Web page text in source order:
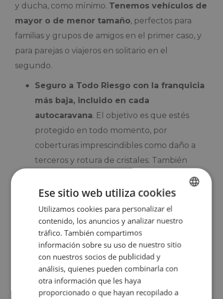
y ducha, como mínimo. Tenemos vehículos de
mayor o de menor tamaño, perfectos para
familias y grupos de amigos en el primer caso, y
para parejas o viajeros en solitario en el
segundo.
Seguro a Todo Riesgo con la franquicia
más baja, incluido en cada
autocaravana. El objetivo es que estés
protegido en todo momento, por
coberturas imprescindibles como daño a
terceros y rotura de cristales. También
podrás añadir conductores adicionales sin
coste extra, para que no seas tú el
responsable de circular en todo momento.
Asistencia en carretera 24/7 . Se trata de
un servicio que te auxilia en caso de
necesidad.
Equipamiento y extras de todo tipo
disponibles para los usuarios que los
SPANISH
ENGLISH
Ese sitio web utiliza cookies
Utilizamos cookies para personalizar el
contenido, los anuncios y analizar nuestro
tráfico. También compartimos
información sobre su uso de nuestro sitio
con nuestros socios de publicidad y
análisis, quienes pueden combinarla con
otra información que les haya
proporcionado o que hayan recopilado a